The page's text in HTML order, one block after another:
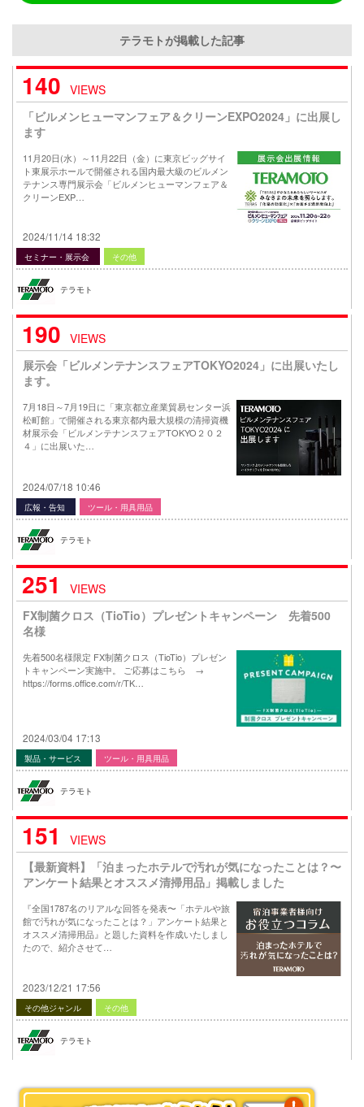
テラモトが掲載した記事
140 VIEWS
「ビルメンヒューマンフェア＆クリーンEXPO2024」に出展し
ます
11月20日(水）～11月22日（金）に東京ビッグサイ
ト東展示ホールで開催される国内最大級のビルメン
テナンス専門展示会「ビルメンヒューマンフェア＆
クリーンEXP…
2024/11/14 18:32
セミナー・展示会 その他
テラモト
190 VIEWS
展示会「ビルメンテナンスフェアTOKYO2024」に出展いたし
ます。
7月18日～7月19日に「東京都立産業貿易センター浜
松町館」で開催される東京都内最大規模の清掃資機
材展示会「ビルメンテナンスフェアTOKYO２０２
４」に出展いた…
2024/07/18 10:46
広報・告知 ツール・用具用品
テラモト
251
VIEWS
FX制菌クロス（TioTio）プレゼントキャンペーン 先着500
名様
先着500名様限定 FX制菌クロス（TioTio）プレゼン
トキャンペーン実施中。 ご応募はこちら →
https://forms.office.com/r/TK…
2024/03/04 17:13
製品・サービス ツール・用具用品
テラモト
151
VIEWS
【最新資料】「泊まったホテルで汚れが気になったことは？〜
アンケート結果とオススメ清掃用品」掲載しました
『全国1787名のリアルな回答を発表〜「ホテルや旅
館で汚れが気になったことは？」アンケート結果と
オススメ清掃用品』と題した資料を作成いたしまし
たので、紹介させて…
2023/12/21 17:56
その他ジャンル その他
テラモト